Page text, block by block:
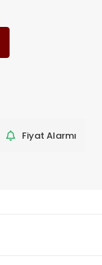
Fiyat Alarmı